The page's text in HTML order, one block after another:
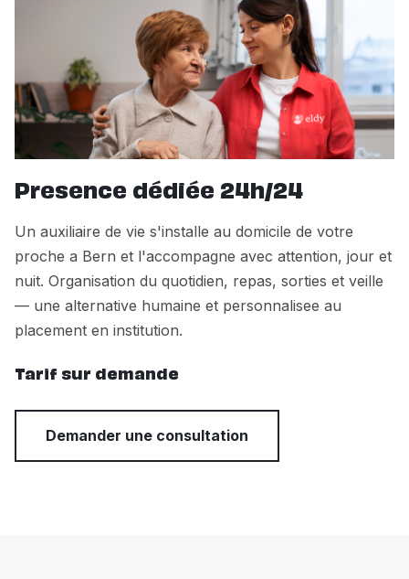
Presence dédiée 24h/24
Un auxiliaire de vie s'installe au domicile de votre
proche a Bern et l'accompagne avec attention, jour et
nuit. Organisation du quotidien, repas, sorties et veille
— une alternative humaine et personnalisee au
placement en institution.
Tarif sur demande
Demander une consultation